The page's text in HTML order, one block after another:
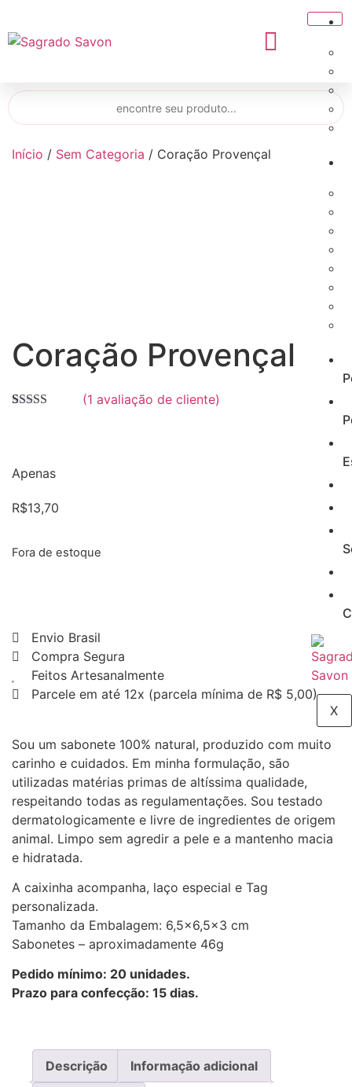
X
Início / Sem Categoria / Coração Provençal
Coração Provençal
avaliação de
cliente
(1 avaliação de cliente)
Apenas
R$13,70
Fora de estoque
Envio Brasil
Compra Segura
Feitos Artesanalmente
Parcele em até 12x (parcela mínima de R$ 5,00)
Sou um sabonete 100% natural, produzido com muito
carinho e cuidados. Em minha formulação, são
utilizadas matérias primas de altíssima qualidade,
respeitando todas as regulamentações. Sou testado
dermatologicamente e livre de ingredientes de origem
animal. Limpo sem agredir a pele e a mantenho macia
e hidratada.
A caixinha acompanha, laço especial e Tag
personalizada.
Tamanho da Embalagem: 6,5×6,5×3 cm
Sabonetes – aproximadamente 46g
Pedido mínimo: 20 unidades.
Prazo para confecção: 15 dias.
Descrição Informação adicional